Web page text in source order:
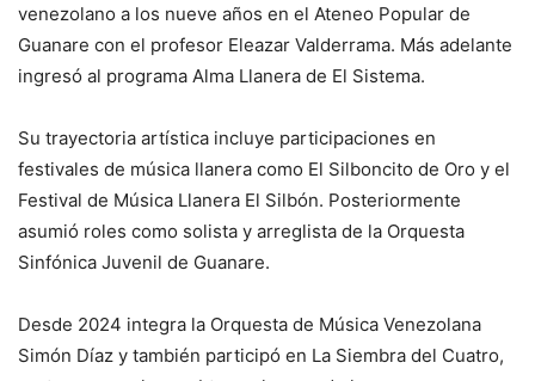
venezolano a los nueve años en el Ateneo Popular de
Guanare con el profesor Eleazar Valderrama. Más adelante
ingresó al programa Alma Llanera de El Sistema.
Su trayectoria artística incluye participaciones en
festivales de música llanera como El Silboncito de Oro y el
Festival de Música Llanera El Silbón. Posteriormente
asumió roles como solista y arreglista de la Orquesta
Sinfónica Juvenil de Guanare.
Desde 2024 integra la Orquesta de Música Venezolana
Simón Díaz y también participó en La Siembra del Cuatro,